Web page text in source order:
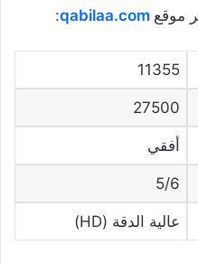
موقع :
11355
27500
أفقي
5/6
عالية الدقة (HD)